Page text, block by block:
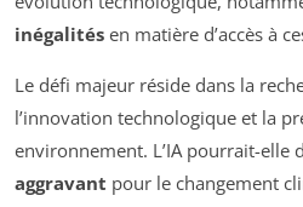
inégalités en matière d’accès à
Le défi majeur réside dans la
l’innovation technologique et la
environnement. L’IA pourrait-elle
aggravant pour le changement